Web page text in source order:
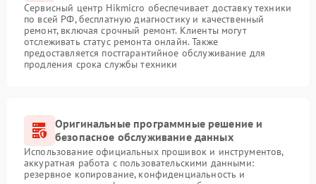
Сервисный центр Hikmicro обеспечивает доставку техники
по всей РФ, бесплатную диагностику и качественный
ремонт, включая срочный ремонт. Клиенты могут
отслеживать статус ремонта онлайн. Также
предоставляется постгарантийное обслуживание для
продления срока службы техники
Оригинальные программные решение и
безопасное обслуживание данных
Использование официальных прошивок и инструментов,
аккуратная работа с пользовательскими данными:
резервное копирование, конфиденциальность и